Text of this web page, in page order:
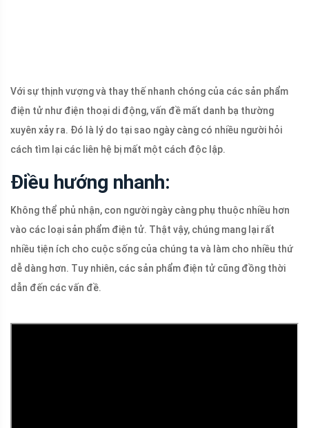
Với sự thịnh vượng và thay thế nhanh chóng của các sản phẩm
điện tử như điện thoại di động, vấn đề mất danh bạ thường
xuyên xảy ra. Đó là lý do tại sao ngày càng có nhiều người hỏi
cách tìm lại các liên hệ bị mất một cách độc lập.
Điều hướng nhanh:
Không thể phủ nhận, con người ngày càng phụ thuộc nhiều hơn
vào các loại sản phẩm điện tử. Thật vậy, chúng mang lại rất
nhiều tiện ích cho cuộc sống của chúng ta và làm cho nhiều thứ
dễ dàng hơn. Tuy nhiên, các sản phẩm điện tử cũng đồng thời
dẫn đến các vấn đề.